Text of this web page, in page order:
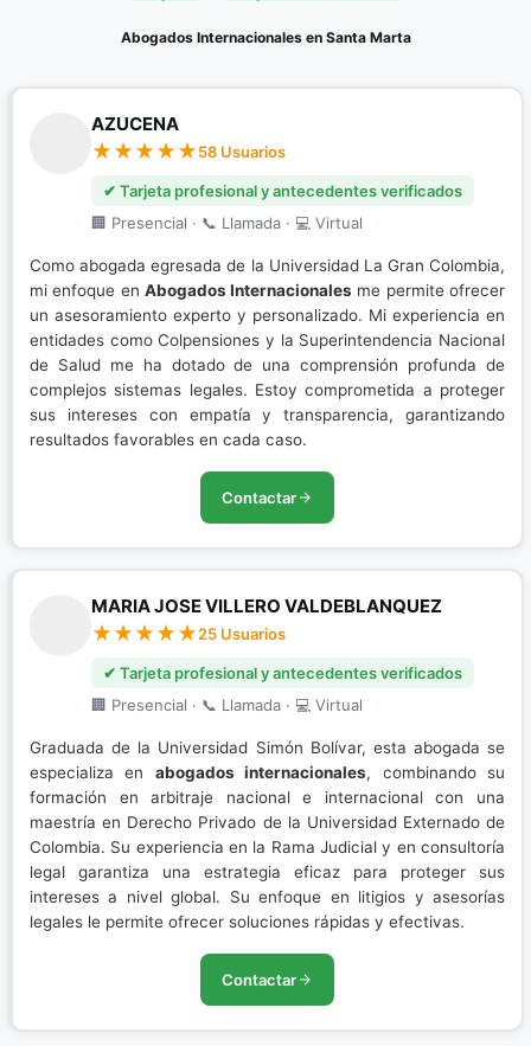
Porte Ilegal de Armas
Restitución de Tierras
Sistema Penal Acusatorio
Abogados Internacionales en Santa Marta
AZUCENA
58 Usuarios
✔ Tarjeta profesional y antecedentes verificados
🏢 Presencial · 📞 Llamada · 💻 Virtual
Como abogada egresada de la Universidad La Gran Colombia,
mi enfoque en Abogados Internacionales me permite ofrecer
un asesoramiento experto y personalizado. Mi experiencia en
entidades como Colpensiones y la Superintendencia Nacional
de Salud me ha dotado de una comprensión profunda de
complejos sistemas legales. Estoy comprometida a proteger
sus intereses con empatía y transparencia, garantizando
resultados favorables en cada caso.
Contactar
MARIA JOSE VILLERO VALDEBLANQUEZ
25 Usuarios
✔ Tarjeta profesional y antecedentes verificados
🏢 Presencial · 📞 Llamada · 💻 Virtual
Graduada de la Universidad Simón Bolívar, esta abogada se
especializa en abogados internacionales, combinando su
formación en arbitraje nacional e internacional con una
maestría en Derecho Privado de la Universidad Externado de
Colombia. Su experiencia en la Rama Judicial y en consultoría
legal garantiza una estrategia eficaz para proteger sus
intereses a nivel global. Su enfoque en litigios y asesorías
legales le permite ofrecer soluciones rápidas y efectivas.
Contactar